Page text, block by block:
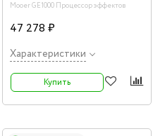
Mooer GE1000 Процессор эффектов
47 278 ₽
Характеристики
Купить